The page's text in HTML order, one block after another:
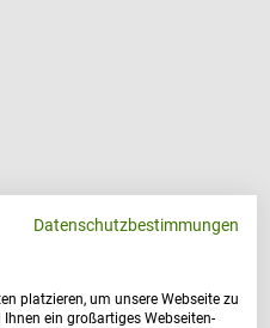
Datenschutzbestimmungen
platzieren, um unsere Webseite zu
ein großartiges Webseiten-